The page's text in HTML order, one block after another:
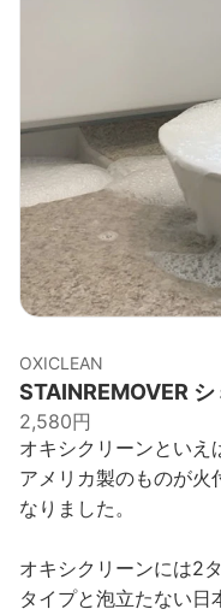
OXICLEAN
STAINREMOVER
2,580円
オキシクリーンといえ
アメリカ製のものが火
なりました。
オキシクリーンには2
タイプと泡立たない日